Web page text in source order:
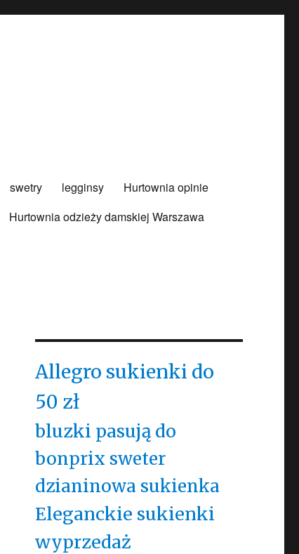
swetry legginsy
Hurtownia opinie
Hurtownia odzieży damskiej Warszawa
Allegro sukienki do
50 zł
bluzki pasują do
bonprix sweter
dzianinowa sukienka
Eleganckie sukienki
wyprzedaż